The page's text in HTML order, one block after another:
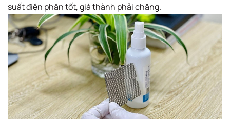
suất điện phân tốt, giá thành phải chăng.